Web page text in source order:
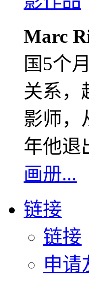
Marc
国5个
关系，
影师，
年他退
画册...
链接
链接
申请